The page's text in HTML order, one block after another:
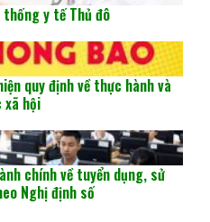
thống y tế Thủ đô
quy định về thực hành và
hội
chính về tuyển dụng, sử
Nghị định số